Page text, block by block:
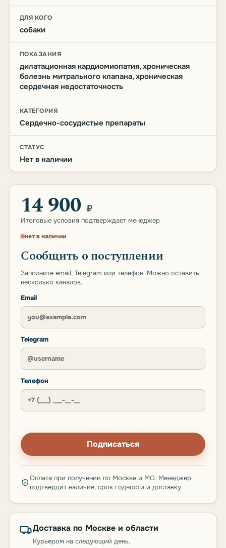
ДЛЯ КОГО
собаки
ПОКАЗАНИЯ
дилатационная кардиомиопатия, хроническая
болезнь митрального клапана, хроническая
сердечная недостаточность
КАТЕГОРИЯ
Сердечно-сосудистые препараты
СТАТУС
Нет в наличии
14 900 ₽
Итоговые условия подтверждает менеджер
нет в наличии
Сообщить о поступлении
Заполните email, Telegram или телефон. Можно оставить
несколько каналов.
Email
Telegram
Телефон
Подписаться
Оплата при получении по Москве и МО. Менеджер
подтвердит наличие, срок годности и доставку.
Доставка по Москве и области
Курьером на следующий день.